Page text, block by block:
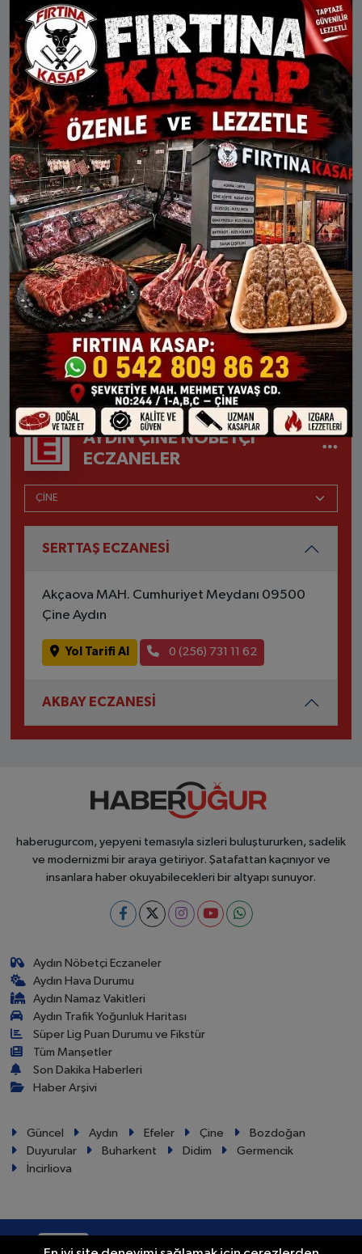
İstiklal MAH. Türkan Saylan Caddesi NO: 95
09600 İncirliova Aydın
Yol Tarifi Al 0 (256) 585 43 44
AYDIN DIĞER İLÇELER
Bozdoğan Buharkent Çine Didim
Efeler Germencik İncirliova Karacasu
Karpuzlu Koçarlı Köşk Kuşadası
Kuyucak Nazilli Söke Sultanhisar
Yenipazar
AYDIN ÇINE NÖBETÇI
ECZANELER
SERTTAŞ ECZANESİ
Akçaova MAH. Cumhuriyet Meydanı 09500
Çine Aydın
Yol Tarifi Al 0 (256) 731 11 62
AKBAY ECZANESİ
haberugurcom, yepyeni temasıyla sizleri buluştururken, sadelik
ve modernizmi bir araya getiriyor. Şatafattan kaçınıyor ve
insanlara haber okuyabilecekleri bir altyapı sunuyor.
Aydın Nöbetçi Eczaneler
Aydın Hava Durumu
Aydın Namaz Vakitleri
Aydın Trafik Yoğunluk Haritası
Süper Lig Puan Durumu ve Fikstür
Tüm Manşetler
Son Dakika Haberleri
Haber Arşivi
Güncel Aydın Efeler Çine
Bozdoğan
Duyurular
Buharkent Didim
Germencik
İncirliova
RSS Copyright © 2024. Her hakkı saklıdır.